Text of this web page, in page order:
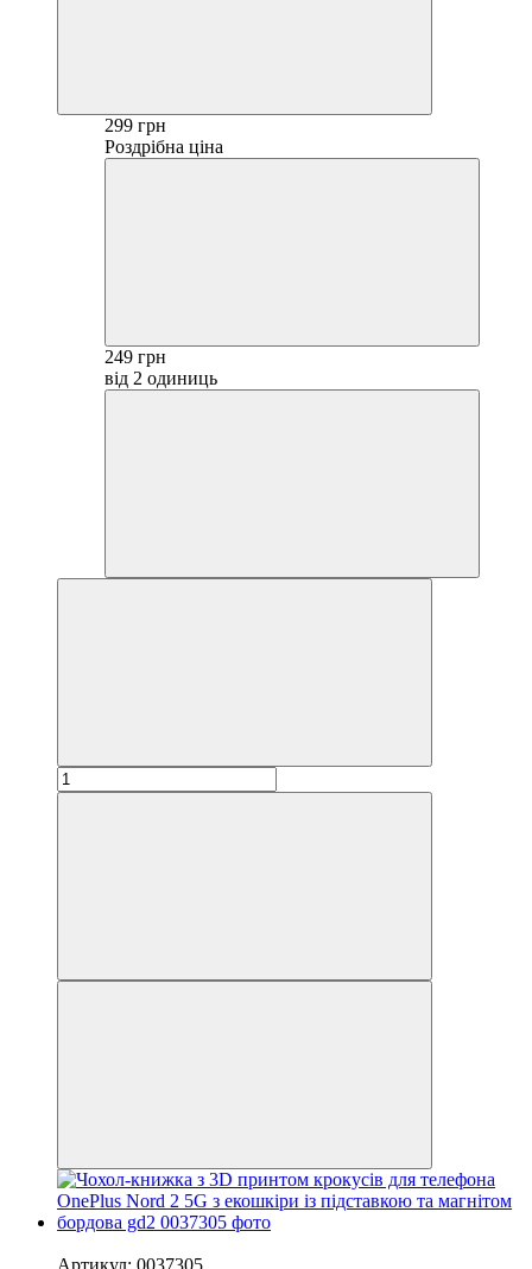
299 грн
Роздрібна ціна
249 грн
від 2 одиниць
Артикул: 0037305